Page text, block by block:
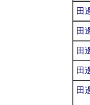
田
田
田
田
田